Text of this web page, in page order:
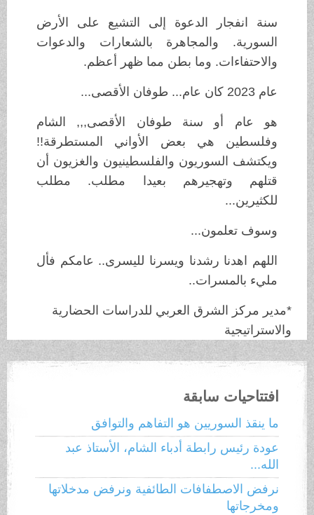
سنة انفجار الدعوة إلى التشيع على الأرض
السورية. والمجاهرة بالشعارات والدعوات
والاحتفاءات. وما بطن مما ظهر أعظم.
عام 2023 كان عام... طوفان الأقصى...
هو عام أو سنة طوفان الأقصى,,, الشام
وفلسطين هي بعض الأواني المستطرقة!!
ويكتشف السوريون والفلسطينيون والغزيون أن
قتلهم وتهجيرهم بعيدا مطلب. مطلب
للكثيرين...
وسوف تعلمون...
اللهم اهدنا رشدنا ويسرنا لليسرى.. عامكم فأل
مليء بالمسرات..
*مدير مركز الشرق العربي للدراسات الحضارية
والاستراتيجية
افتتاحيات سابقة
ما ينقذ السوريين هو التفاهم والتوافق
عودة رئيس رابطة أدباء الشام، الأستاذ عبد
الله...
نرفض الاصطفافات الطائفية ونرفض مدخلاتها
ومخرجاتها